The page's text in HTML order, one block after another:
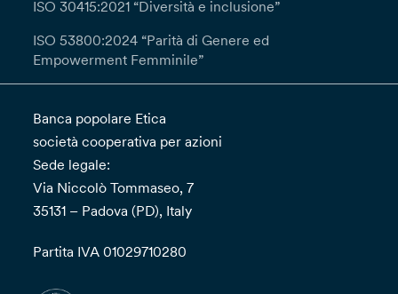
ISO 30415:2021 “Diversità e inclusione”
ISO 53800:2024 “Parità di Genere ed
Empowerment Femminile”
Banca popolare Etica
società cooperativa per azioni
Sede legale:
Via Niccolò Tommaseo, 7
35131 – Padova (PD), Italy
Partita IVA 01029710280